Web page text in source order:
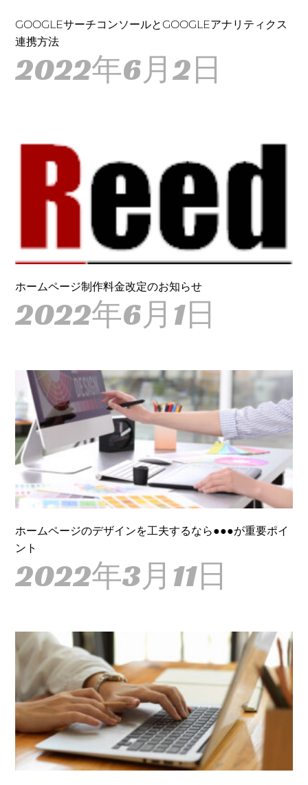
GOOGLEサーチコンソールとGOOGLEアナリティクス
連携方法
2022年6月2日
ホームページ制作料金改定のお知らせ
2022年6月1日
ホームページのデザインを工夫するなら●●●が重要ポイ
ント
2022年3月11日